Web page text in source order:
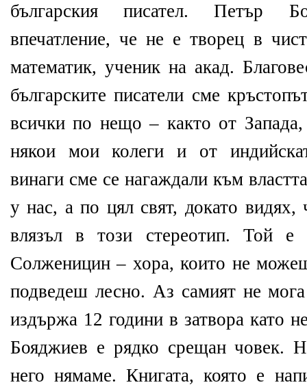
българския писател. Петър
впечатление, че не е творец в
математик, ученик на акад.
българските писатели сме
всички по нещо – както от
някои мои колеги и от
винаги сме се нагаждали към
у нас, а по цял свят, докато
влязъл в този стереотип. Той
Солженицин – хора, които не
подведеш лесно. Аз самият не
издържа 12 години в затвора като
Бояджиев е рядко срещан човек.
него нямаме. Книгата, която е